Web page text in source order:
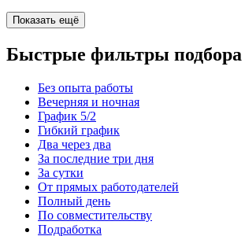
Показать ещё
Быстрые фильтры подбора
Без опыта работы
Вечерняя и ночная
График 5/2
Гибкий график
Два через два
За последние три дня
За сутки
От прямых работодателей
Полный день
По совместительству
Подработка